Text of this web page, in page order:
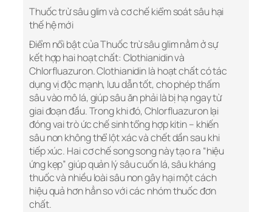
Thuốc trừ sâu glim và cơ chế kiểm soát sâu hại
thế hệ mới
Điểm nổi bật của Thuốc trừ sâu glim nằm ở sự
kết hợp hai hoạt chất: Clothianidin và
Chlorfluazuron. Clothianidin là hoạt chất có tác
dụng vị độc mạnh, lưu dẫn tốt, cho phép thấm
sâu vào mô lá, giúp sâu ăn phải là bị hạ ngay từ
giai đoạn đầu. Trong khi đó, Chlorfluazuron lại
đóng vai trò ức chế sinh tổng hợp kitin – khiến
sâu non không thể lột xác và chết dần sau khi
tiếp xúc. Hai cơ chế song song này tạo ra “hiệu
ứng kẹp” giúp quản lý sâu cuốn lá, sâu kháng
thuốc và nhiều loài sâu non gây hại một cách
hiệu quả hơn hẳn so với các nhóm thuốc đơn
chất.